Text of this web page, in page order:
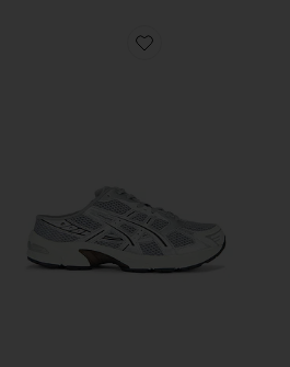
Favorite МЮЛИ GEL-1130